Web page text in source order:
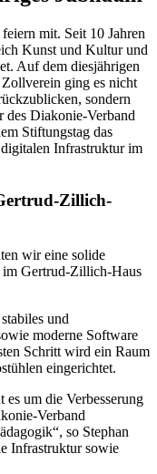
mit. Seit 10 Jahren
Kunst und Kultur und
Auf dem diesjährigen
ging es nicht
sondern
des Diakonie-Verband
Stiftungstag das
digitalen Infrastruktur im
Zillich-
wir eine solide
im Gertrud-Zillich-Haus
und
moderne Software
Schritt wird ein Raum
eingerichtet.
um die Verbesserung
Verband
so Stephan
Infrastruktur sowie